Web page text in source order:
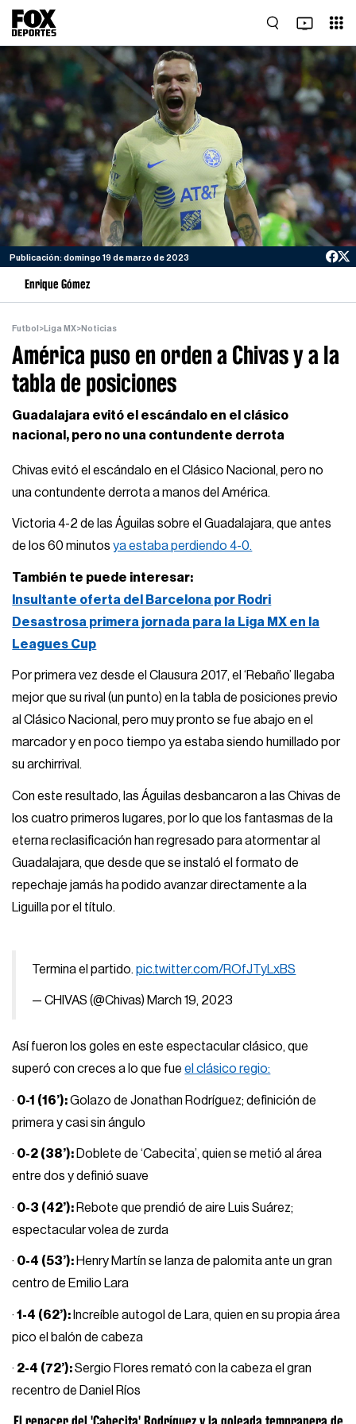
Publicación: domingo 19 de marzo de 2023
Enrique Gómez
Futbol >Liga MX>Noticias
América puso en orden a Chivas y a la
tabla de posiciones
Guadalajara evitó el escándalo en el clásico
nacional, pero no una contundente derrota
Chivas evitó el escándalo en el Clásico Nacional, pero no
una contundente derrota a manos del América.
Victoria 4-2 de las Águilas sobre el Guadalajara, que antes
de los 60 minutosya estaba perdiendo 4-0.
También te puede interesar:
Insultante oferta del Barcelona por Rodri
Desastrosa primera jornada para la Liga MX en la
Leagues Cup
Por primera vez desde el Clausura 2017, el ‘Rebaño’ llegaba
mejor que su rival (un punto) en la tabla de posiciones previo
al Clásico Nacional, pero muy pronto se fue abajo en el
marcador y en poco tiempo ya estaba siendo humillado por
su archirrival.
Con este resultado, las Águilas desbancaron a las Chivas de
los cuatro primeros lugares, por lo que los fantasmas de la
eterna reclasificación han regresado para atormentar al
Guadalajara, que desde que se instaló el formato de
repechaje jamás ha podido avanzar directamente a la
Liguilla por el título.
Termina el partido.pic.twitter.com/ROfJTyLxBS
— CHIVAS (@Chivas) March 19, 2023
Así fueron los goles en este espectacular clásico, que
superó con creces a lo que fueel clásico regio:
· 0-1 (16’):Golazo de Jonathan Rodríguez; definición de
primera y casi sin ángulo
· 0-2 (38’): Doblete de ‘Cabecita’, quien se metió al área
entre dos y definió suave
· 0-3 (42’): Rebote que prendió de aire Luis Suárez;
espectacular volea de zurda
· 0-4 (53’): Henry Martín se lanza de palomita ante un gran
centro de Emilio Lara
·1-4 (62’): Increíble autogol de Lara, quien en su propia área
pico el balón de cabeza
· 2-4 (72’):Sergio Flores remató con la cabeza el gran
recentro de Daniel Ríos
El renacer del 'Cabecita' Rodríguez y la goleada tempranera de